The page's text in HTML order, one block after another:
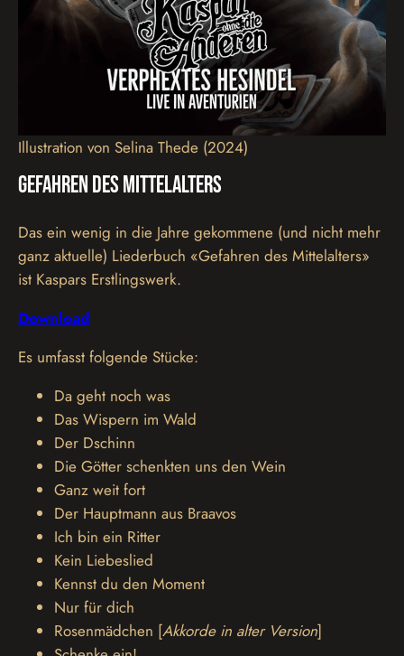
Illustration von Selina Thede (2024)
Gefahren des Mittelalters
Das ein wenig in die Jahre gekommene (und nicht mehr
ganz aktuelle) Liederbuch «Gefahren des Mittelalters»
ist Kaspars Erstlingswerk.
Download
Es umfasst folgende Stücke:
Da geht noch was
Das Wispern im Wald
Der Dschinn
Die Götter schenkten uns den Wein
Ganz weit fort
Der Hauptmann aus Braavos
Ich bin ein Ritter
Kein Liebeslied
Kennst du den Moment
Nur für dich
Rosenmädchen [Akkorde in alter Version]